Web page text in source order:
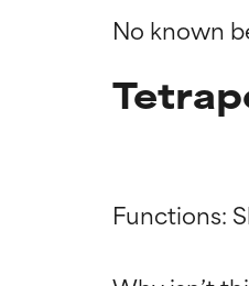
No known
Functions: